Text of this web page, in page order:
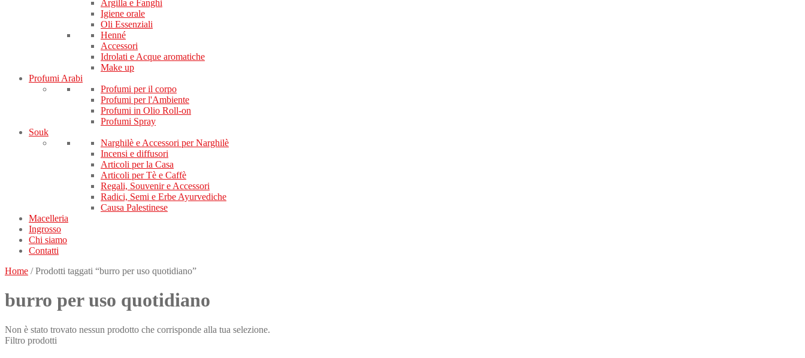
Argilla e Fanghi
Igiene orale
Oli Essenziali
Henné
Accessori
Idrolati e Acque aromatiche
Make up
Profumi Arabi
Profumi per il corpo
Profumi per l'Ambiente
Profumi in Olio Roll-on
Profumi Spray
Souk
Narghilè e Accessori per Narghilè
Incensi e diffusori
Articoli per la Casa
Articoli per Tè e Caffè
Regali, Souvenir e Accessori
Radici, Semi e Erbe Ayurvediche
Causa Palestinese
Macelleria
Ingrosso
Chi siamo
Contatti
Home / Prodotti taggati “burro per uso quotidiano”
burro per uso quotidiano
Non è stato trovato nessun prodotto che corrisponde alla tua selezione.
Filtro prodotti